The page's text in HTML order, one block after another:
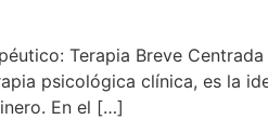
Terapia Breve
psicológica clínica, es la
En el […]